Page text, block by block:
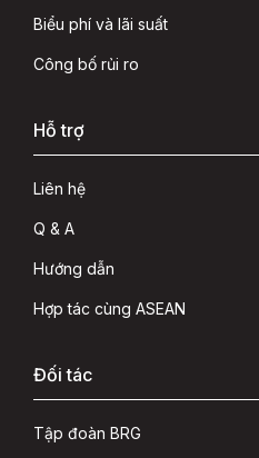
Biểu phí và lãi suất
Công bố rủi ro
Hỗ trợ
Liên hệ
Q & A
Hướng dẫn
Hợp tác cùng ASEAN
Đối tác
Tập đoàn BRG